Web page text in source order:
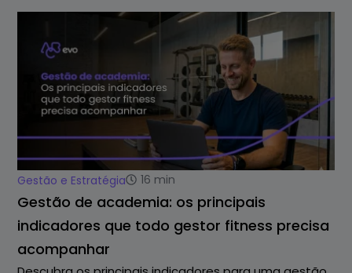
Gestão e Estratégia 16 min
Gestão de academia: os principais
indicadores que todo gestor fitness precisa
acompanhar